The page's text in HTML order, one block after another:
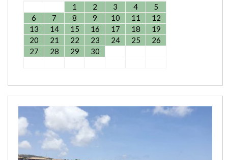
1
2 3 4
5
6
7 8 9 10 11
12
13
14 15 16 17 18
19
20
21 22 23 24 25
26
27
28 29 30